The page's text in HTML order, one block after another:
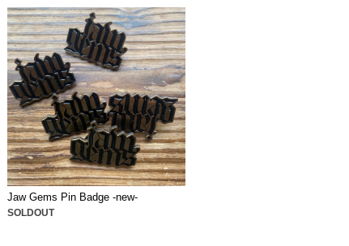
Jaw Gems Pin Badge -new-
SOLDOUT